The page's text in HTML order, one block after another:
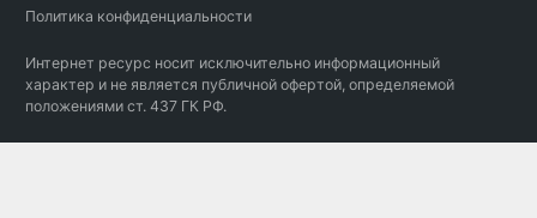
Политика конфиденциальности
Интернет ресурс носит исключительно информационный
характер и не является публичной офертой, определяемой
положениями ст. 437 ГК РФ.